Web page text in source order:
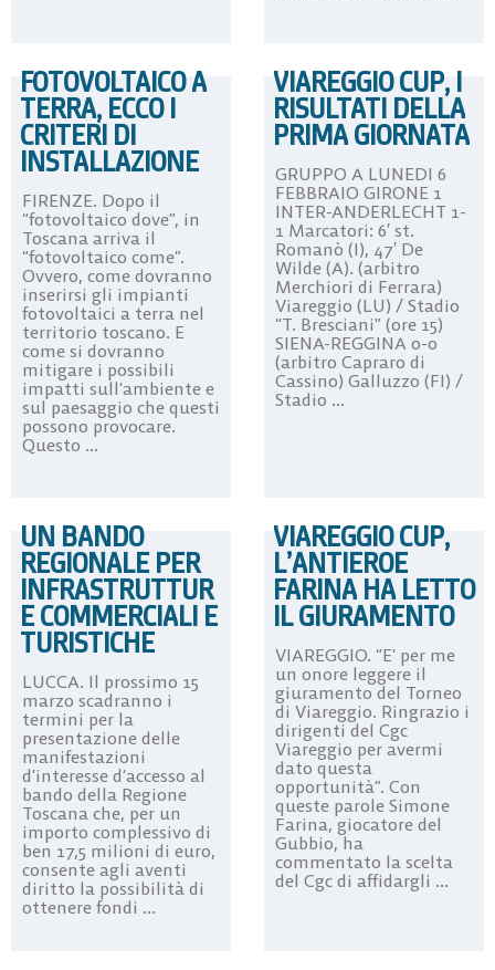
FOTOVOLTAICO A
TERRA, ECCO I
CRITERI DI
INSTALLAZIONE
FIRENZE. Dopo il
“fotovoltaico dove”, in
Toscana arriva il
“fotovoltaico come”.
Ovvero, come dovranno
inserirsi gli impianti
fotovoltaici a terra nel
territorio toscano. E
come si dovranno
mitigare i possibili
impatti sull’ambiente e
sul paesaggio che questi
possono provocare.
Questo ...
VIAREGGIO CUP, I
RISULTATI DELLA
PRIMA GIORNATA
GRUPPO A LUNEDI 6
FEBBRAIO GIRONE 1
INTER-ANDERLECHT 1-
1 Marcatori: 6′ st.
Romanò (I), 47′ De
Wilde (A). (arbitro
Merchiori di Ferrara)
Viareggio (LU) / Stadio
“T. Bresciani” (ore 15)
SIENA-REGGINA 0-0
(arbitro Capraro di
Cassino) Galluzzo (FI) /
Stadio ...
UN BANDO
REGIONALE PER
INFRASTRUTTUR
E COMMERCIALI E
TURISTICHE
LUCCA. Il prossimo 15
marzo scadranno i
termini per la
presentazione delle
manifestazioni
d’interesse d’accesso al
bando della Regione
Toscana che, per un
importo complessivo di
ben 17,5 milioni di euro,
consente agli aventi
diritto la possibilità di
ottenere fondi ...
VIAREGGIO CUP,
L’ANTIEROE
FARINA HA LETTO
IL GIURAMENTO
VIAREGGIO. “E’ per me
un onore leggere il
giuramento del Torneo
di Viareggio. Ringrazio i
dirigenti del Cgc
Viareggio per avermi
dato questa
opportunità”. Con
queste parole Simone
Farina, giocatore del
Gubbio, ha
commentato la scelta
del Cgc di affidargli ...